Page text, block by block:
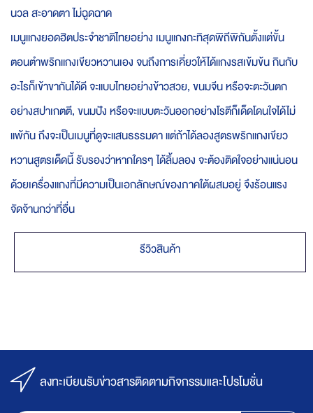
นวล สะอาดตา ไม่ฉูดฉาด
เมนูแกงยอดฮิตประจำชาติไทยอย่าง เมนูแกงกะทิสุดพิถีพิถันตั้งแต่ขั้น
ตอนตำพริกแกงเขียวหวานเอง จนถึงการเคี่ยวให้ได้แกงรสเข้มข้น กินกับ
อะไรก็เข้าขากันได้ดี จะแบบไทยอย่างข้าวสวย, ขนมจีน หรือจะตะวันตก
อย่างสปาเกตตี, ขนมปัง หรือจะแบบตะวันออกอย่างโรตีก็เด็ดโดนใจได้ไม่
แพ้กัน ถึงจะเป็นเมนูที่ดูจะแสนธรรมดา แต่ถ้าได้ลองสูตรพริกแกงเขียว
หวานสูตรเด็ดนี้ รับรองว่าหากใครๆ ได้ลิ้มลอง จะต้องติดใจอย่างแน่นอน
ด้วยเครื่องแกงที่มีความเป็นเอกลักษณ์ของภาคใต้ผสมอยู่ จึงร้อนแรง
จัดจ้านกว่าที่อื่น
รีวิวสินค้า
ลงทะเบียนรับข่าวสารติดตามกิจกรรมและโปรโมชั่น